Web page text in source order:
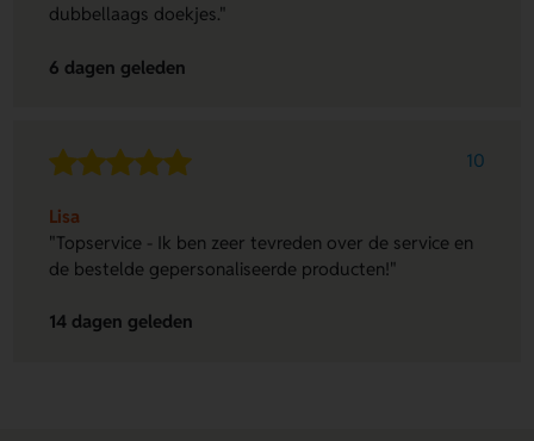
dubbellaags doekjes."
6 dagen geleden
10
Lisa
"Topservice - Ik ben zeer tevreden over de service en
de bestelde gepersonaliseerde producten!"
14 dagen geleden